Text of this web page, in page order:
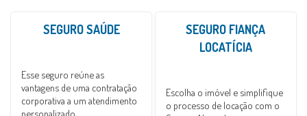
SEGURO SAÚDE
Esse seguro reúne as
vantagens de uma contratação
corporativa a um atendimento
personalizado.
SEGURO FIANÇA
LOCATÍCIA
Escolha o imóvel e simplifique
o processo de locação com o